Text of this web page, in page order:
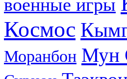
военные игры
Космос
Моранбон Мун